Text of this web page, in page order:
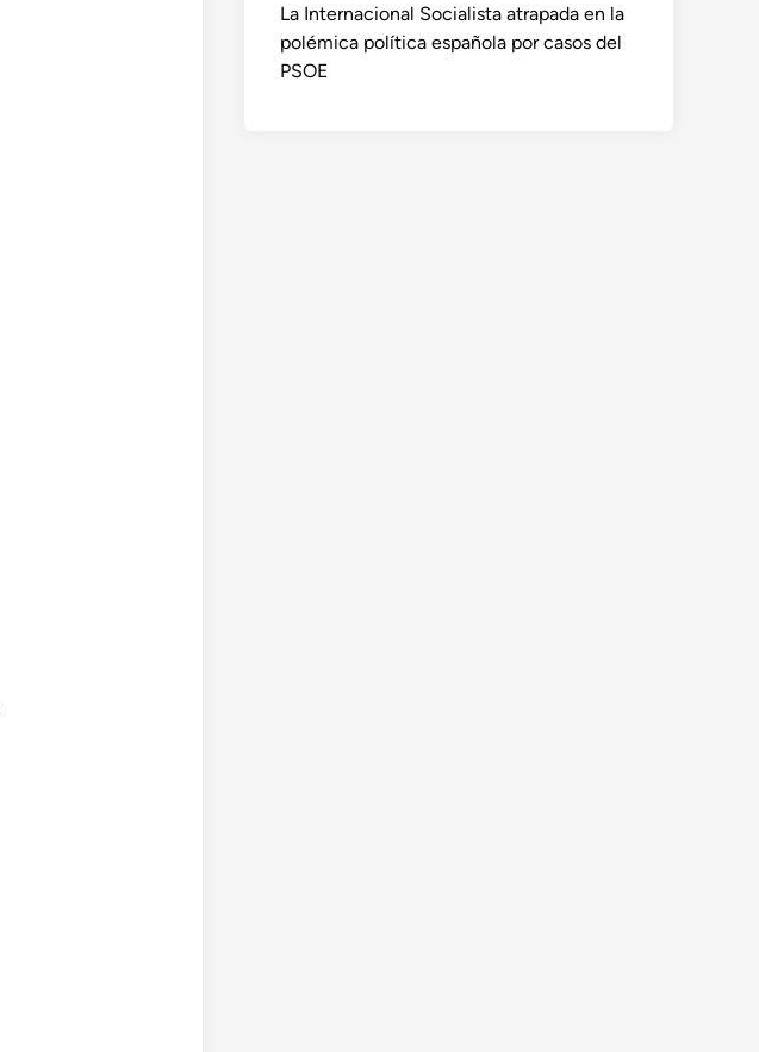
La Internacional Socialista atrapada en la
polémica política española por casos del
PSOE